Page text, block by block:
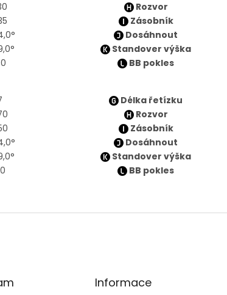
Rozvor
Zásobník
Dosáhnout
Standover výška
BB pokles
Délka řetízku
Rozvor
Zásobník
Dosáhnout
Standover výška
BB pokles
Informace